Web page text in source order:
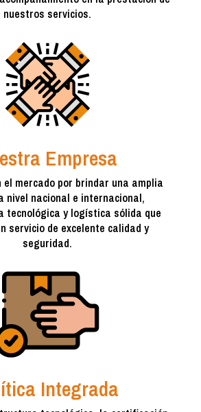
nuestros servicios.
Empresa
el mercado por brindar una amplia
nivel nacional e internacional,
tecnológica y logística sólida que
servicio de excelente calidad y
seguridad.
Integrada